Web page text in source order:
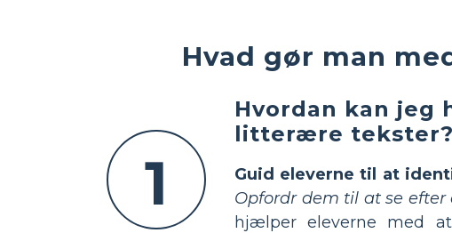
Hvad gør man
1
Hvordan kan jeg
litterære tekster?
Guid eleverne til at
Opfordr dem til at se
hjælper eleverne med